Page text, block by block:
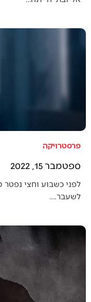
פרסטרויקה
ספטמבר 15, 2022
לפני כשבוע וחצי נפטר
לשעבר.…